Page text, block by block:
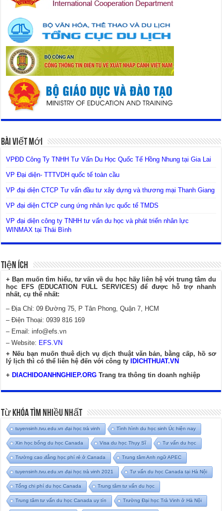
Bài Viết Mới
VPĐD Công Ty TNHH Tư Vấn Du Học Quốc Tế Hồng Nhung tại Gia Lai
VP Đại diện- TTTVDH quốc tế toàn cầu
VP đại diện CTCP Tư vấn đầu tư xây dựng và thương mại Thanh Giang
VP đại diện CTCP cung ứng nhân lực quốc tế TMDS
VP đại diện công ty TNHH tư vấn du học và phát triển nhân lực
WINMAX tại Thái Bình
Tiện Ích
+ Bạn muốn tìm hiểu, tư vấn về du học hãy liên hệ với trung tâm du
học EFS (EDUCATION FULL SERVICES) để được hỗ trợ nhanh
nhất, cụ thể nhất:
– Địa Chỉ: 09 Đường 75, P Tân Phong, Quận 7, HCM
– Điện Thoại: 0939 816 169
– Email:info@efs.vn
– Website: EFS.VN
+ Nếu bạn muốn thuê dịch vụ dịch thuật văn bản, bằng cấp, hồ sơ
lý lịch thì có thể liên hệ đến với công ty
IDICHTHUAT.VN
+ DIACHIDOANHNGHIEP.ORG Trang tra thông tin doanh nghiệp
Từ Khóa Tìm Nhiều Nhất
tuyensinh.tvu.edu.vn đại học trà vinh Tình hình du học sinh Úc hiện nay
Xin học bổng du học Canada Visa du học Thụy Sĩ Tư vấn du học
Trường cao đẳng học phí rẻ ở Canada Trung tâm Anh ngữ APEC
tuyensinh.tvu.edu.vn đại học trà vinh 2021 Tư vấn du học Canada tại Hà Nội
Tổng chi phí du học Canada Trung tâm tư vấn du học
Trung tâm tư vấn du học Canada uy tín Trường Đại học Trà Vinh ở Hà Nội